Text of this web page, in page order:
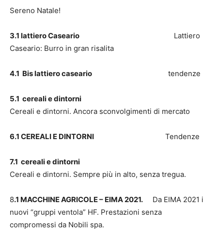
Sereno Natale!
3.1 lattiero Caseario
Lattiero
Caseario: Burro in gran risalita
4.1 Bis lattiero caseario tendenze
5.1 cereali e dintorni
Cereali e dintorni. Ancora sconvolgimenti di mercato
6.1 CEREALI E DINTORNI Tendenze
7.1 cereali e dintorni
Cereali e dintorni. Sempre più in alto, senza tregua.
8.1 MACCHINE AGRICOLE – EIMA 2021. Da EIMA 2021 i
nuovi “gruppi ventola” HF. Prestazioni senza
compromessi da Nobili spa.